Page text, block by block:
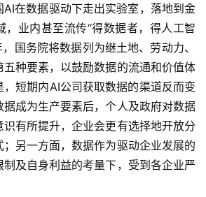
AI在数据驱动下走出实验室，落地到金
，业内甚至流传“得数据者，得人工智
国务院将数据列为继土地、劳动力、
种要素，以鼓励数据的流通和价值体
短期内AI公司获取数据的渠道反而变
成为生产要素后，个人及政府对数据
有所提升，企业会更有选择地开放分
另一方面，数据作为驱动企业发展的
制及自身利益的考量下，受到各企业严